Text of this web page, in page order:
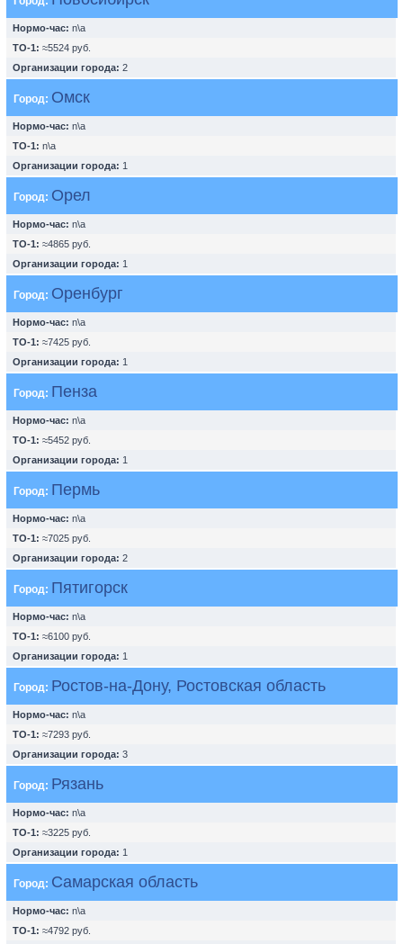
Нормо-час: n\a
ТО-1: ≈5524 руб.
Организации города: 2
Город: Омск
Нормо-час: n\a
ТО-1: n\a
Организации города: 1
Город: Орел
Нормо-час: n\a
ТО-1: ≈4865 руб.
Организации города: 1
Город: Оренбург
Нормо-час: n\a
ТО-1: ≈7425 руб.
Организации города: 1
Город: Пенза
Нормо-час: n\a
ТО-1: ≈5452 руб.
Организации города: 1
Город: Пермь
Нормо-час: n\a
ТО-1: ≈7025 руб.
Организации города: 2
Город: Пятигорск
Нормо-час: n\a
ТО-1: ≈6100 руб.
Организации города: 1
Город: Ростов-на-Дону, Ростовская область
Нормо-час: n\a
ТО-1: ≈7293 руб.
Организации города: 3
Город: Рязань
Нормо-час: n\a
ТО-1: ≈3225 руб.
Организации города: 1
Город: Самарская область
Нормо-час: n\a
ТО-1: ≈4792 руб.